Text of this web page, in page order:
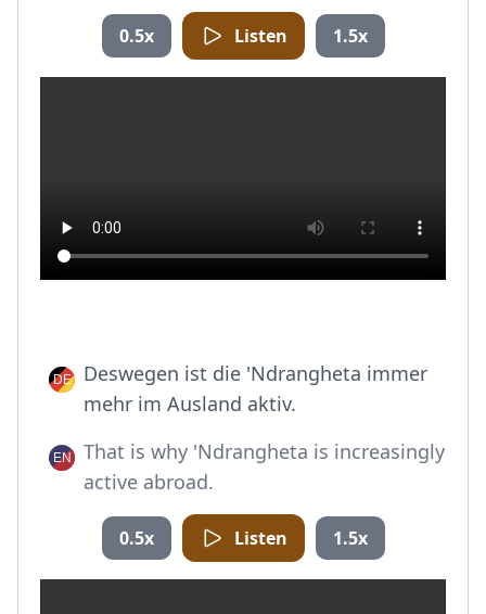
0.5x Listen 1.5x
Deswegen ist die 'Ndrangheta immer
mehr im Ausland aktiv.
That is why 'Ndrangheta is increasingly
active abroad.
0.5x Listen 1.5x